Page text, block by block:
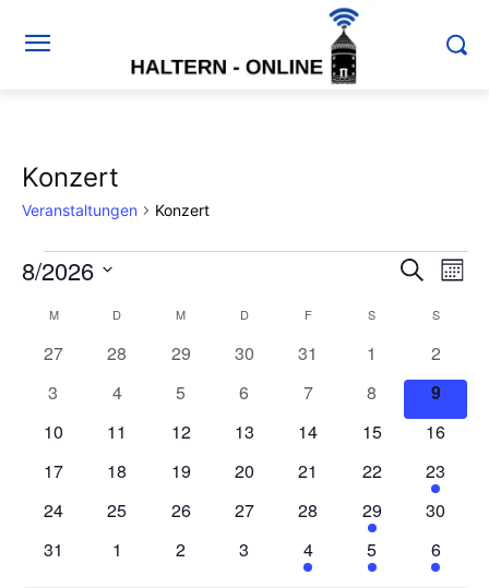
Konzert
Veranstaltungen Konzert
Veranstaltungen
Suche
und
Suche
8/2026
wählen.
Kalender
von
Veranstaltungen
MMONTAG D DIENSTAGM MITTWOCH
DDONNERSTAG
FFREITAG S SAMSTAGS
0
27
0
28
0
29
0
30
0
Veranstaltungen
31
0
1
0
2
0
3
0
4
0
5
0
6
0
Veranstaltungen
7
0
8
0
9
0
10
0
11
0
12
0
13
0
14
0
15
0
16
0
17
0
18
0
19
0
20
0
21
0
Veranstaltungen
22
1
23
0
24
0
25
0
26
0
27
0
Veranstaltungen
28
1
Veranstaltung
29
0
30
0
31
0
1
0
2
0
Veranstaltungen
3
1
Veranstaltung
4
1
Veranstaltung
5
1
6